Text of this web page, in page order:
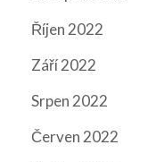
Říjen 2022
Září 2022
Srpen 2022
Červen 2022